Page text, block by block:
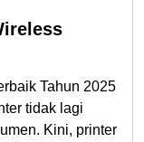
Tahun 2025
tidak lagi
Kini, printer